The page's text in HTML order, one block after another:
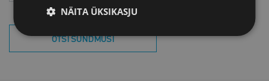
OTSI SÜNDMUSI
NÄITA ÜKSIKASJU